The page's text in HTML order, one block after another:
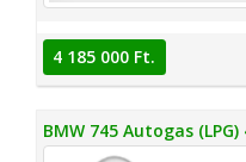
4 185 000 Ft.
BMW 745 Autogas (LPG)